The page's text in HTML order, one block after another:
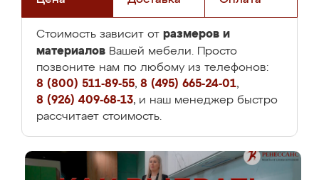
Стоимость зависит от размеров и
материалов Вашей мебели. Просто
позвоните нам по любому из телефонов:
8 (800) 511-89-55, 8 (495) 665-24-01,
8 (926) 409-68-13, и наш менеджер быстро
рассчитает стоимость.